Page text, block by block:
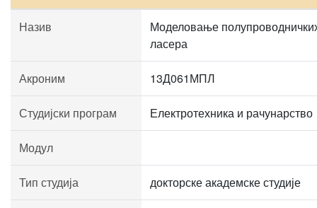
Назив
Моделовање
ласера
Акроним 13Д061МПЛ
Студијски програм Електротехника и рачунарство
Модул
Тип студија докторске академске студије